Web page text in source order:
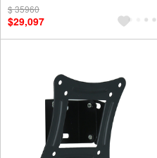
$ 35960
$29,097